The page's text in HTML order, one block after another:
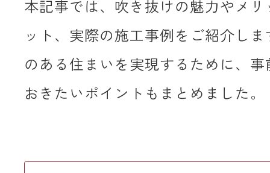
本記事では、吹き抜けの魅力やメ
ット、実際の施工事例をご紹介し
のある住まいを実現するために、
おきたいポイントもまとめました。